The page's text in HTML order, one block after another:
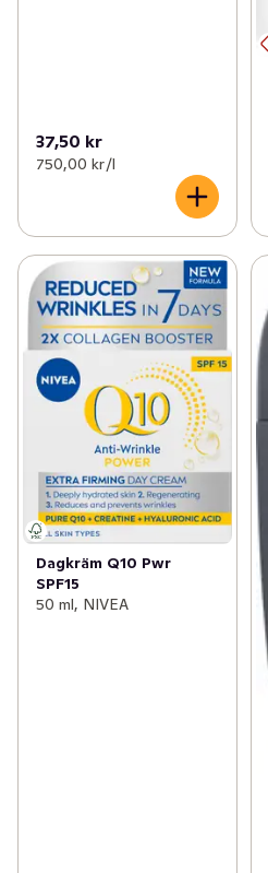
37,50 kr
750,00 kr /l
Dagkräm Q10 Pwr
SPF15
50 ml, NIVEA